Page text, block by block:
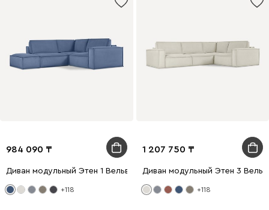
984 090
Диван модульный Этен 1 Вельвет Синий
+118
1 207 750
Диван модульный Этен 3
+118